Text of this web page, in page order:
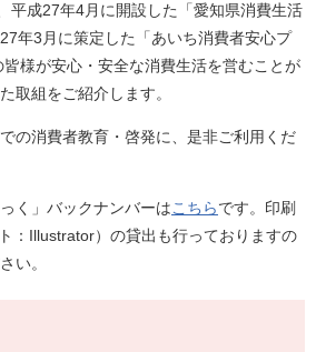
平成27年4月に開設した「愛知県消費生活
年3月に策定した「あいち消費者安心プ
様が安心・安全な消費生活を営むことが
取組をご紹介します。
の消費者教育・啓発に、是非ご利用くだ
く」バックナンバーはこちらです。印刷
：Illustrator）の貸出も行っておりますの
い。